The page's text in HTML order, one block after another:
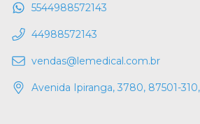
5544988572143
44988572143
vendas@lemedical.com.br
Avenida Ipiranga, 3780, 87501-